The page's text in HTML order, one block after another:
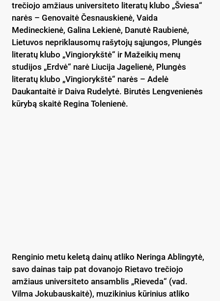
trečiojo amžiaus universiteto literatų klubo „Šviesa“
narės – Genovaitė Česnauskienė, Vaida
Medineckienė, Galina Lekienė, Danutė Raubienė,
Lietuvos nepriklausomų rašytojų sąjungos, Plungės
literatų klubo „Vingiorykštė“ ir Mažeikių menų
studijos „Erdvė“ narė Liucija Jagelienė, Plungės
literatų klubo „Vingiorykštė“ narės – Adelė
Daukantaitė ir Daiva Rudelytė. Birutės Lengvenienės
kūrybą skaitė Regina Tolenienė.
Renginio metu keletą dainų atliko Neringa Ablingytė,
savo dainas taip pat dovanojo Rietavo trečiojo
amžiaus universiteto ansamblis „Rieveda“ (vad.
Vilma Jokubauskaitė), muzikinius kūrinius atliko